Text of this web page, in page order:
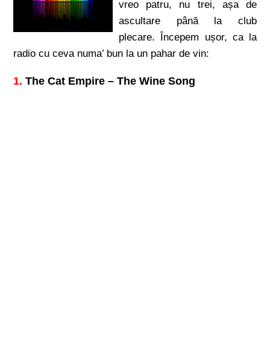
vreo patru, nu trei, așa de
ascultare până la club
plecare. Începem ușor, ca la
radio cu ceva numa’ bun la un pahar de vin:
1. The Cat Empire – The Wine Song